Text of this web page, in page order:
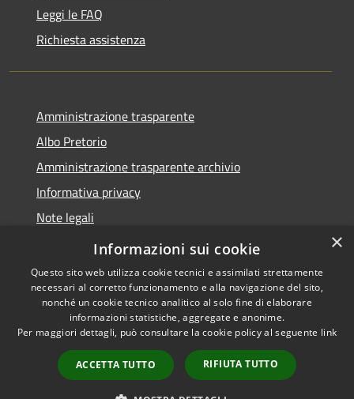
Leggi le FAQ
Richiesta assistenza
Amministrazione trasparente
Albo Pretorio
Amministrazione trasparente archivio
Informativa privacy
Note legali
Dichiarazione di accessibilità
Accessibilità
Copyright © 2026 • Comune di
Ferruzzano • Powered by
Municipium•
Accesso
redazione
×
Informazioni sui cookie
Questo sito web utilizza cookie tecnici e assimilati strettamente
necessari al corretto funzionamento e alla navigazione del sito,
nonché un cookie tecnico analitico al solo fine di elaborare
informazioni statistiche, aggregate e anonime.
Per maggiori dettagli, può consultare la cookie policy al seguente link
ACCETTA TUTTO RIFIUTA TUTTO